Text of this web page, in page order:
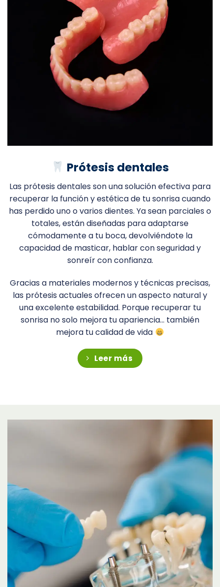
Prótesis dentales
Las prótesis dentales son una solución efectiva para
recuperar la función y estética de tu sonrisa cuando
has perdido uno o varios dientes. Ya sean parciales o
totales, están diseñadas para adaptarse
cómodamente a tu boca, devolviéndote la
capacidad de masticar, hablar con seguridad y
sonreír con confianza.
Gracias a materiales modernos y técnicas precisas,
las prótesis actuales ofrecen un aspecto natural y
una excelente estabilidad. Porque recuperar tu
sonrisa no solo mejora tu apariencia… también
mejora tu calidad de vida
Leer más